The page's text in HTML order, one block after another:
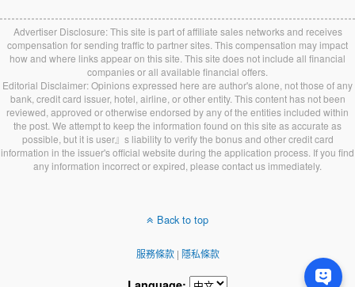
Advertiser Disclosure: This site is part of affiliate sales networks and receives
compensation for sending traffic to partner sites. This compensation may impact
how and where links appear on this site. This site does not include all financial
companies or all available financial offers.
Editorial Disclaimer: Opinions expressed here are author's alone, not those of any
bank, credit card issuer, hotel, airline, or other entity. This content has not been
reviewed, approved or otherwise endorsed by any of the entities included within
the post. We attempt to keep the information found on this site as accurate as
possible, but it is user』s liability to verify the bonus and other credit card
information in the issuer's official website during the application process. If you find
any information incorrect or expired, please contact us immediately.
Back to top
服務條款| 隱私條款